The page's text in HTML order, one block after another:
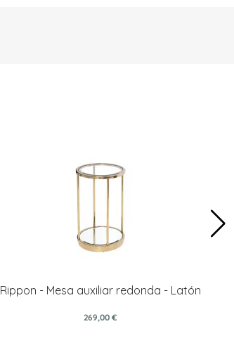
Rippon - Mesa auxiliar redonda - Latón
269,00 €